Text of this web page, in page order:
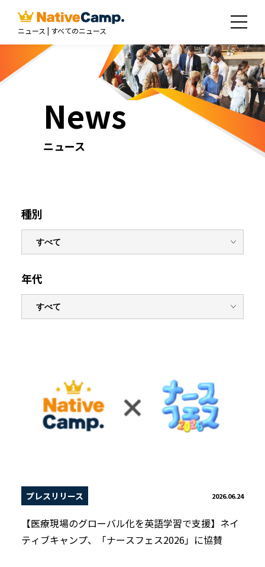
ニュース | すべてのニュース
News
ニュース
種別
年代
プレスリリース 2026.06.24
【医療現場のグローバル化を英語学習で支援】ネイ
ティブキャンプ、「ナースフェス2026」に協賛